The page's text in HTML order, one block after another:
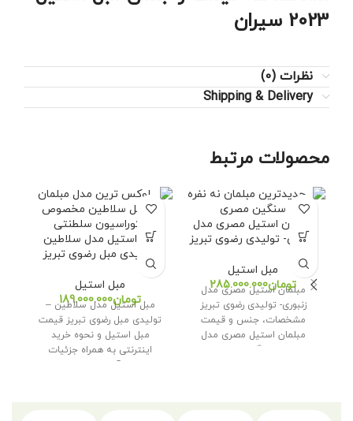
2023 سیران
نظرات (0)
Shipping & Delivery
محصولات مرتبط
مبلمان استیل مصری مدل
زنبوری- تولیدی رضوی تبریز
مبل استیل
تومان
مبلمان استیل مصری مدل
زنبوری- تولیدی رضوی تبریز
مشخصات، جنس و قیمت
مبلمان استیل مصری مدل
زنبوری اگر به دنبال
مبل استیل مدل سلاطین
-تولیدی مبل رضوی تبریز
مبل استیل
تومان
مبل استیل مدل سلاطین –
تولیدی مبل رضوی تبریز قیمت
مبل استیل و نحوه خرید
اینترنتی به همراه جزئیات
آمده‌ایم با